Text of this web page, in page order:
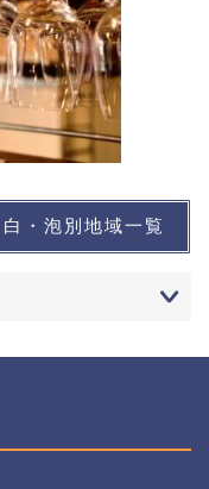
・泡別地域一覧
るワイン